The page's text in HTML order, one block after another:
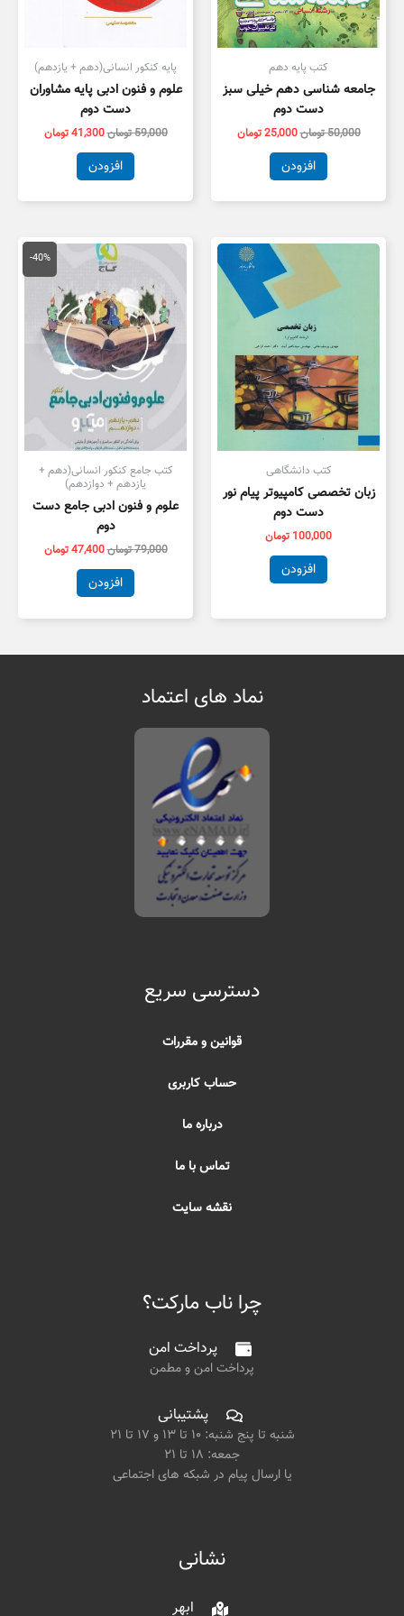
کتب پایه دهم
جامعه شناسی دهم خیلی سبز
دست دوم
50,000تومان25,000تومان
افزودن
پایه کنکور انسانی(دهم + یازدهم)
علوم و فنون ادبی پایه مشاوران
دست دوم
59,000تومان41,300تومان
افزودن
کتب دانشگاهی
زبان تخصصی کامپیوتر پیام نور
دست دوم
100,000 تومان
افزودن
-40%
کتب جامع کنکور انسانی(دهم +
یازدهم + دوازدهم)
علوم و فنون ادبی جامع دست
دوم
79,000تومان
قیمت
اصلی
79,000 تومان
بود.
47,400تومان
قیمت
فعلی
افزودن
نماد های اعتماد
دسترسی سریع
قوانین و مقررات
حساب کاربری
درباره ما
تماس با ما
نقشه سایت
چرا ناب مارکت؟
پرداخت امن
پرداخت امن و مطمن
پشتیبانی
شنبه تا پنج شنبه: ۱۰ تا ۱۳ و ۱۷ تا ۲۱
جمعه: ۱۸ تا ۲۱
یا ارسال پیام در شبکه های اجتماعی
نشانی
ابهر